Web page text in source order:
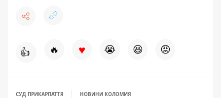
👍 🔥 ♥ 😭 😆 😡
СУД ПРИКАРПАТТЯ НОВИНИ КОЛОМИЯ